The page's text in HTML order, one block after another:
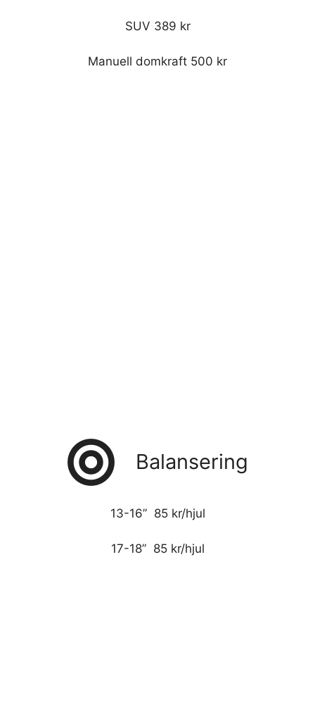
SUV 389 kr
Manuell domkraft 500 kr
Balansering
13-16” 85 kr/hjul
17-18” 85 kr/hjul